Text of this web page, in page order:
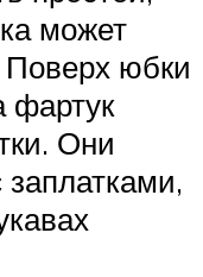
может
Поверх юбки
фартук
Они
заплатками,